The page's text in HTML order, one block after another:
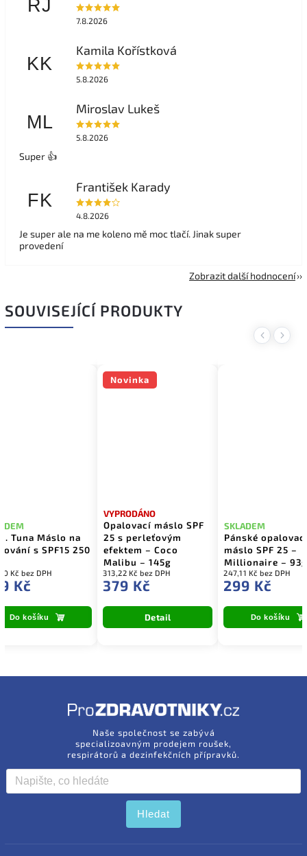
RJ
7.8.2026
KK
Kamila Kořístková
5.8.2026
ML
Miroslav Lukeš
5.8.2026
Super 👍
FK
František Karady
4.8.2026
Je super ale na me koleno mě moc tlačí. Jinak super
provedení
Zobrazit další hodnocení
SOUVISEJÍCÍ PRODUKTY
Previous
Tuna Máslo na
s SPF15 250
Kč bez DPH
Kč
Do košíku
Novinka
Opalovací máslo SPF
25 s perleťovým
efektem – Coco
Malibu – 145g
VYPRODÁNO
313,22 Kč bez DPH
379 Kč
Detail
Pánské
máslo SPF 25 –
Millionaire – 93g
SKLADEM
247,11 Kč bez DPH
299 Kč
Do košíku
Next
Naše společnost se zabývá
specializoavným prodejem roušek,
respirátorů a dezinfekčních přípravků.
Hledat